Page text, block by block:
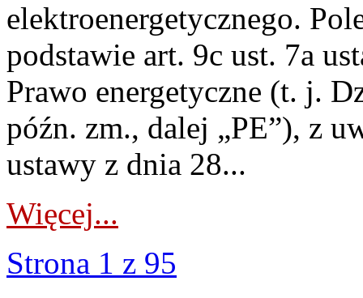
elektroenergetycznego.
podstawie art. 9c ust. 7a
Prawo energetyczne (t. j.
późn. zm., dalej „PE”), z
ustawy z dnia 28...
Więcej...
Strona 1 z 95